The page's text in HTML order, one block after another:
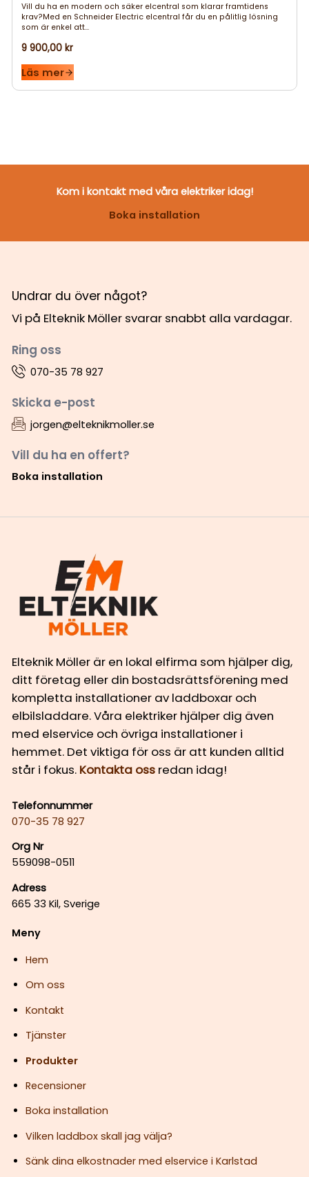
Vill du ha en modern och säker elcentral som klarar framtidens
krav?Med en Schneider Electric elcentral får du en pålitlig lösning
som är enkel att...
9 900,00 kr
Läs mer
Kom i kontakt med våra elektriker idag!
Boka installation
Undrar du över något?
Vi på Elteknik Möller svarar snabbt alla vardagar.
Ring oss
070-35 78 927
Skicka e-post
jorgen@elteknikmoller.se
Vill du ha en offert?
Boka installation
Elteknik Möller är en lokal elfirma som hjälper dig,
ditt företag eller din bostadsrättsförening med
kompletta installationer av laddboxar och
elbilsladdare. Våra elektriker hjälper dig även
med elservice och övriga installationer i
hemmet. Det viktiga för oss är att kunden alltid
står i fokus. Kontakta ossredan idag!
Telefonnummer
070-35 78 927
Org Nr
559098-0511
Adress
665 33 Kil, Sverige
Meny
Hem
Om oss
Kontakt
Tjänster
Produkter
Recensioner
Boka installation
Vilken laddbox skall jag välja?
Sänk dina elkostnader med elservice i Karlstad